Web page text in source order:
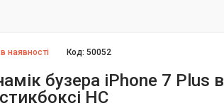
наявності Код:50052
бузера iPhone 7 Plus в
HC